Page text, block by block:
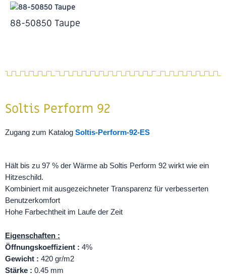
88-50850 Taupe
Soltis Perform 92
Zugang zum Katalog Soltis-Perform-92-ES
Hält bis zu 97 % der Wärme ab Soltis Perform 92 wirkt wie ein
Hitzeschild.
Kombiniert mit ausgezeichneter Transparenz für verbesserten
Benutzerkomfort
Hohe Farbechtheit im Laufe der Zeit
Eigenschaften :
Öffnungskoeffizient : 4%
Gewicht : 420 gr/m2
Stärke : 0.45 mm